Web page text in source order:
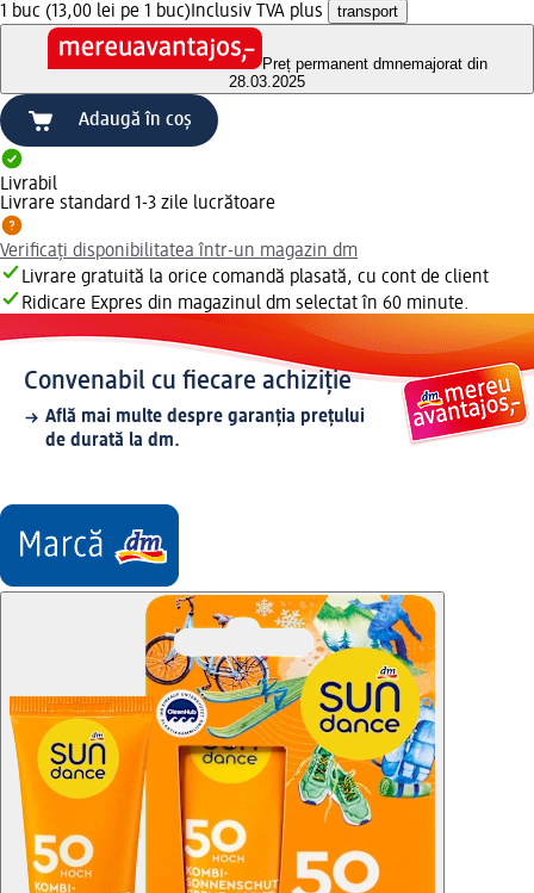
1 buc (13,00 lei pe 1 buc) Inclusiv TVA plus transport
Preț permanent dmnemajorat din
28.03.2025
Adaugă în coș
Livrabil
Livrare standard 1-3 zile lucrătoare
Verificați disponibilitatea într-un magazin dm
Livrare gratuită la orice comandă plasată, cu cont de client
Ridicare Expres din magazinul dm selectat în 60 minute.
Convenabil cu fiecare achiziție
Află mai multe despre garanția prețului
de durată la dm.